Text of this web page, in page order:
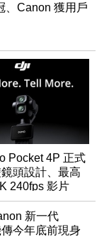
、Canon 獲用戶
Pocket 4P 正式
頭設計、最高
240fps 影片
新一代
今年底前現身